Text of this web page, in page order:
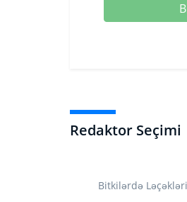
Redaktor Seçimi
Bitkilərdə